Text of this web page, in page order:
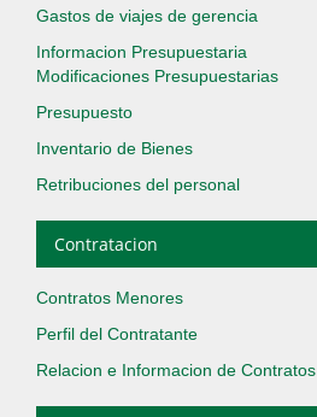
Gastos de viajes de gerencia
Informacion Presupuestaria
Modificaciones Presupuestarias
Presupuesto
Inventario de Bienes
Retribuciones del personal
Contratacion
Contratos Menores
Perfil del Contratante
Relacion e Informacion de Contratos